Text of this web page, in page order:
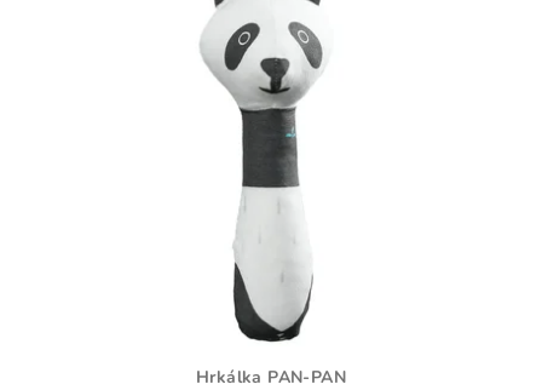
Hrkálka PAN-PAN